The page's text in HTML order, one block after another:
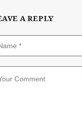
A REPLY